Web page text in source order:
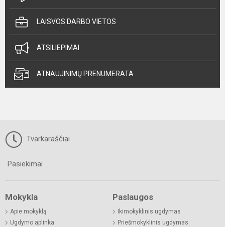
LAISVOS DARBO VIETOS
ATSILIEPIMAI
ATNAUJINIMŲ PRENUMERATA
Tvarkaraščiai
Pasiekimai
Mokykla
Apie mokyklą
Ugdymo aplinka
Paslaugos
Ikimokyklinis ugdymas
Priešmokyklinis ugdymas